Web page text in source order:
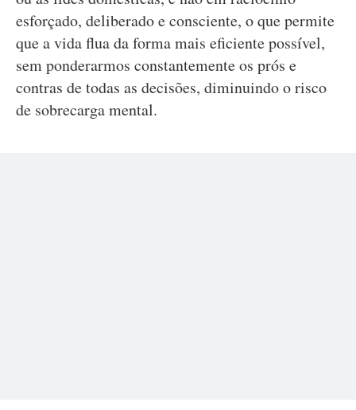
esforçado, deliberado e consciente, o que permite
que a vida flua da forma mais eficiente possível,
sem ponderarmos constantemente os prós e
contras de todas as decisões, diminuindo o risco
de sobrecarga mental.